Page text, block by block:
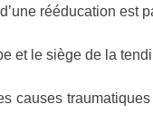
rééducation est
et le siège de la
causes